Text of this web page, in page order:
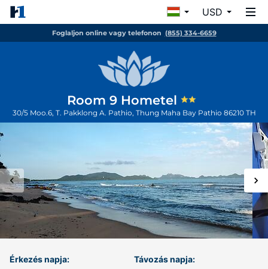
USD
Foglaljon online vagy telefonon (855) 334-6659
Room 9 Hometel
30/5 Moo.6, T. Pakklong A. Pathio, Thung Maha Bay Pathio 86210 TH
Érkezés napja: Távozás napja: